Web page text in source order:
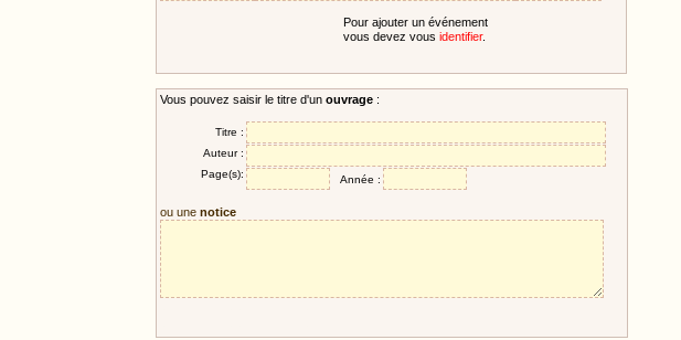
Pour ajouter un événement
vous devez vous identifier.
Vous pouvez saisir le titre d'un ouvrage :
Titre :
Auteur :
Page(s):
Année :
ou une notice